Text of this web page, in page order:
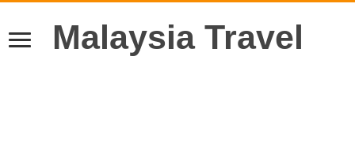
Malaysia Travel